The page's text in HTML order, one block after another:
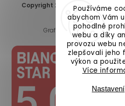
Používáme
abychom Vám
pohodlné
webu a díky
provozu webu
zlepšovali jeho
výkon a
Více
Nastavení
Copyright 2026 DomaLEP s.r.o. .
Upravit
Grafický návrh vytvořil a